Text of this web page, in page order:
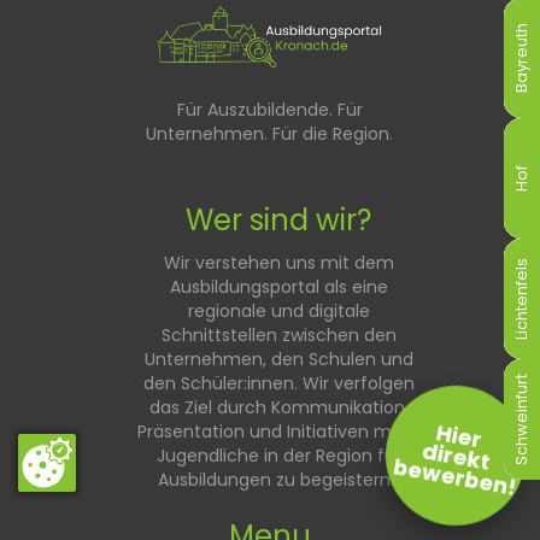
Bayreuth
Hof
Lichtenfels
Schweinfurt
Bayreuth
Hof
Lichtenfels
Schweinfurt
Bayreuth
Hof
Lichtenfels
Schweinfurt
Bayreuth
Hof
Lichtenfels
Schweinfurt
Bayreuth
Hof
Lichtenfels
Schweinfurt
Bayreuth
Hof
Lichtenfels
Schweinfurt
Für Auszubildende. Für
Unternehmen. Für die Region.
Wer sind wir?
Wir verstehen uns mit dem
Ausbildungsportal als eine
regionale und digitale
Schnittstellen zwischen den
Unternehmen, den Schulen und
den Schüler:innen. Wir verfolgen
das Ziel durch Kommunikation,
Präsentation und Initiativen mehr
Jugendliche in der Region für
Ausbildungen zu begeistern.
Hier
direkt
bewerben!